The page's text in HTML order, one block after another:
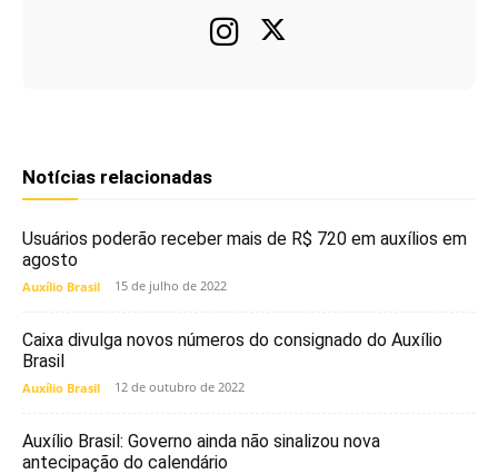
Notícias relacionadas
Usuários poderão receber mais de R$ 720 em auxílios em
agosto
Auxílio Brasil 15 de julho de 2022
Caixa divulga novos números do consignado do Auxílio
Brasil
Auxílio Brasil 12 de outubro de 2022
Auxílio Brasil: Governo ainda não sinalizou nova
antecipação do calendário